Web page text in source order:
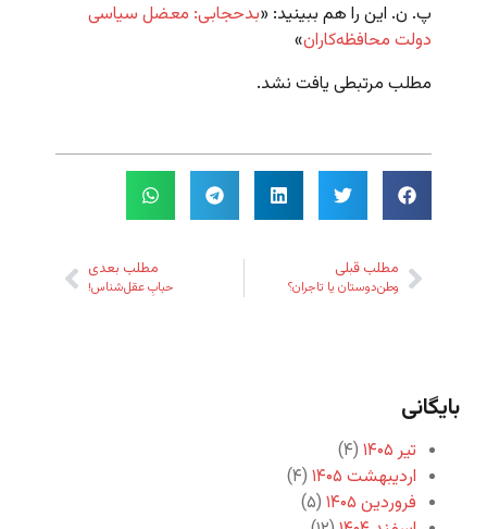
پ. ن. این را هم ببینید: «بدحجابی: معضل سیاسی
دولت محافظه‌کاران»
مطلب مرتبطی یافت نشد.
مطلب قبلی
وطن‌دوستان یا تاجران؟
مطلب بعدی
حبابِ عقل‌شناس!
بایگانی
تیر ۱۴۰۵
(۴)
اردیبهشت ۱۴۰۵
(۴)
فروردین ۱۴۰۵
(۵)